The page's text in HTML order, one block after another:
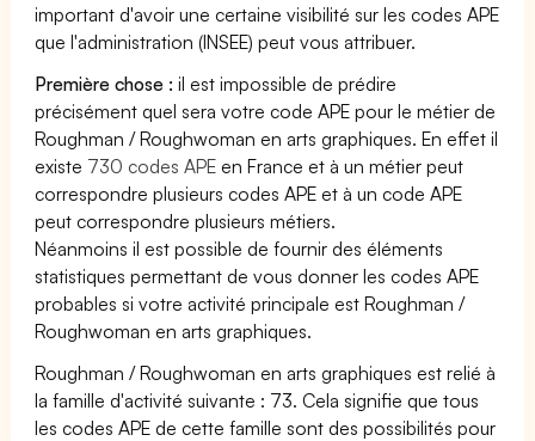
important d'avoir une certaine visibilité sur les codes APE
que l'administration (INSEE) peut vous attribuer.
Première chose : il est impossible de prédire
précisément quel sera votre code APE pour le métier de
Roughman / Roughwoman en arts graphiques. En effet il
existe 730 codes APE en France et à un métier peut
correspondre plusieurs codes APE et à un code APE
peut correspondre plusieurs métiers.
Néanmoins il est possible de fournir des éléments
statistiques permettant de vous donner les codes APE
probables si votre activité principale est Roughman /
Roughwoman en arts graphiques.
Roughman / Roughwoman en arts graphiques est relié à
la famille d'activité suivante : 73. Cela signifie que tous
les codes APE de cette famille sont des possibilités pour